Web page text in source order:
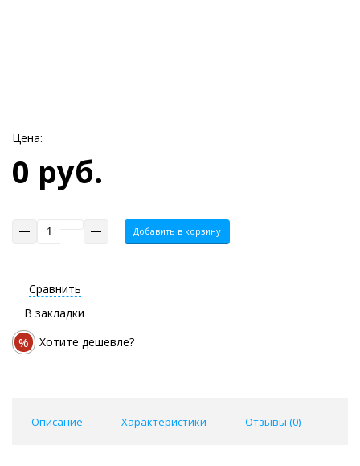
Цена:
0 руб.
Добавить в корзину
Сравнить
В закладки
% Хотите дешевле?
Описание Характеристики Отзывы (0)